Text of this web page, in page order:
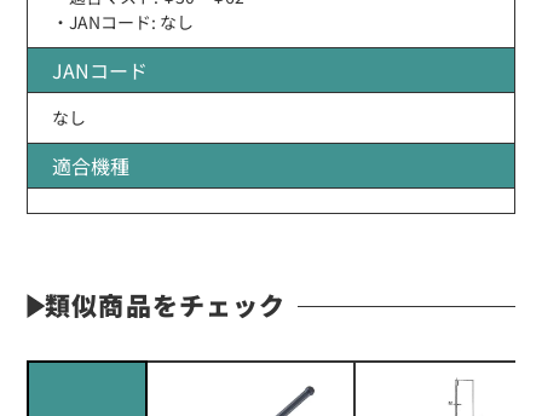
・JANコード: なし
JANコード
なし
適合機種
類似商品をチェック